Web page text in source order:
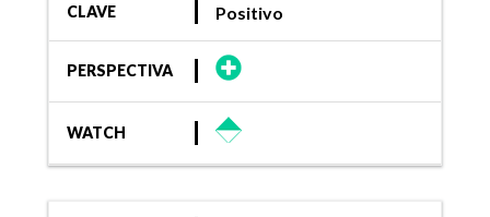
CLAVE Positivo
PERSPECTIVA
WATCH